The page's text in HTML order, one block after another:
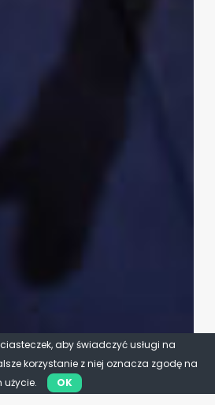
aby świadczyć usługi na
korzystanie z niej oznacza zgodę na
użycie.
OK